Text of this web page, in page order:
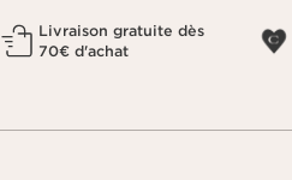
Livraison gratuite dès
70€ d'achat